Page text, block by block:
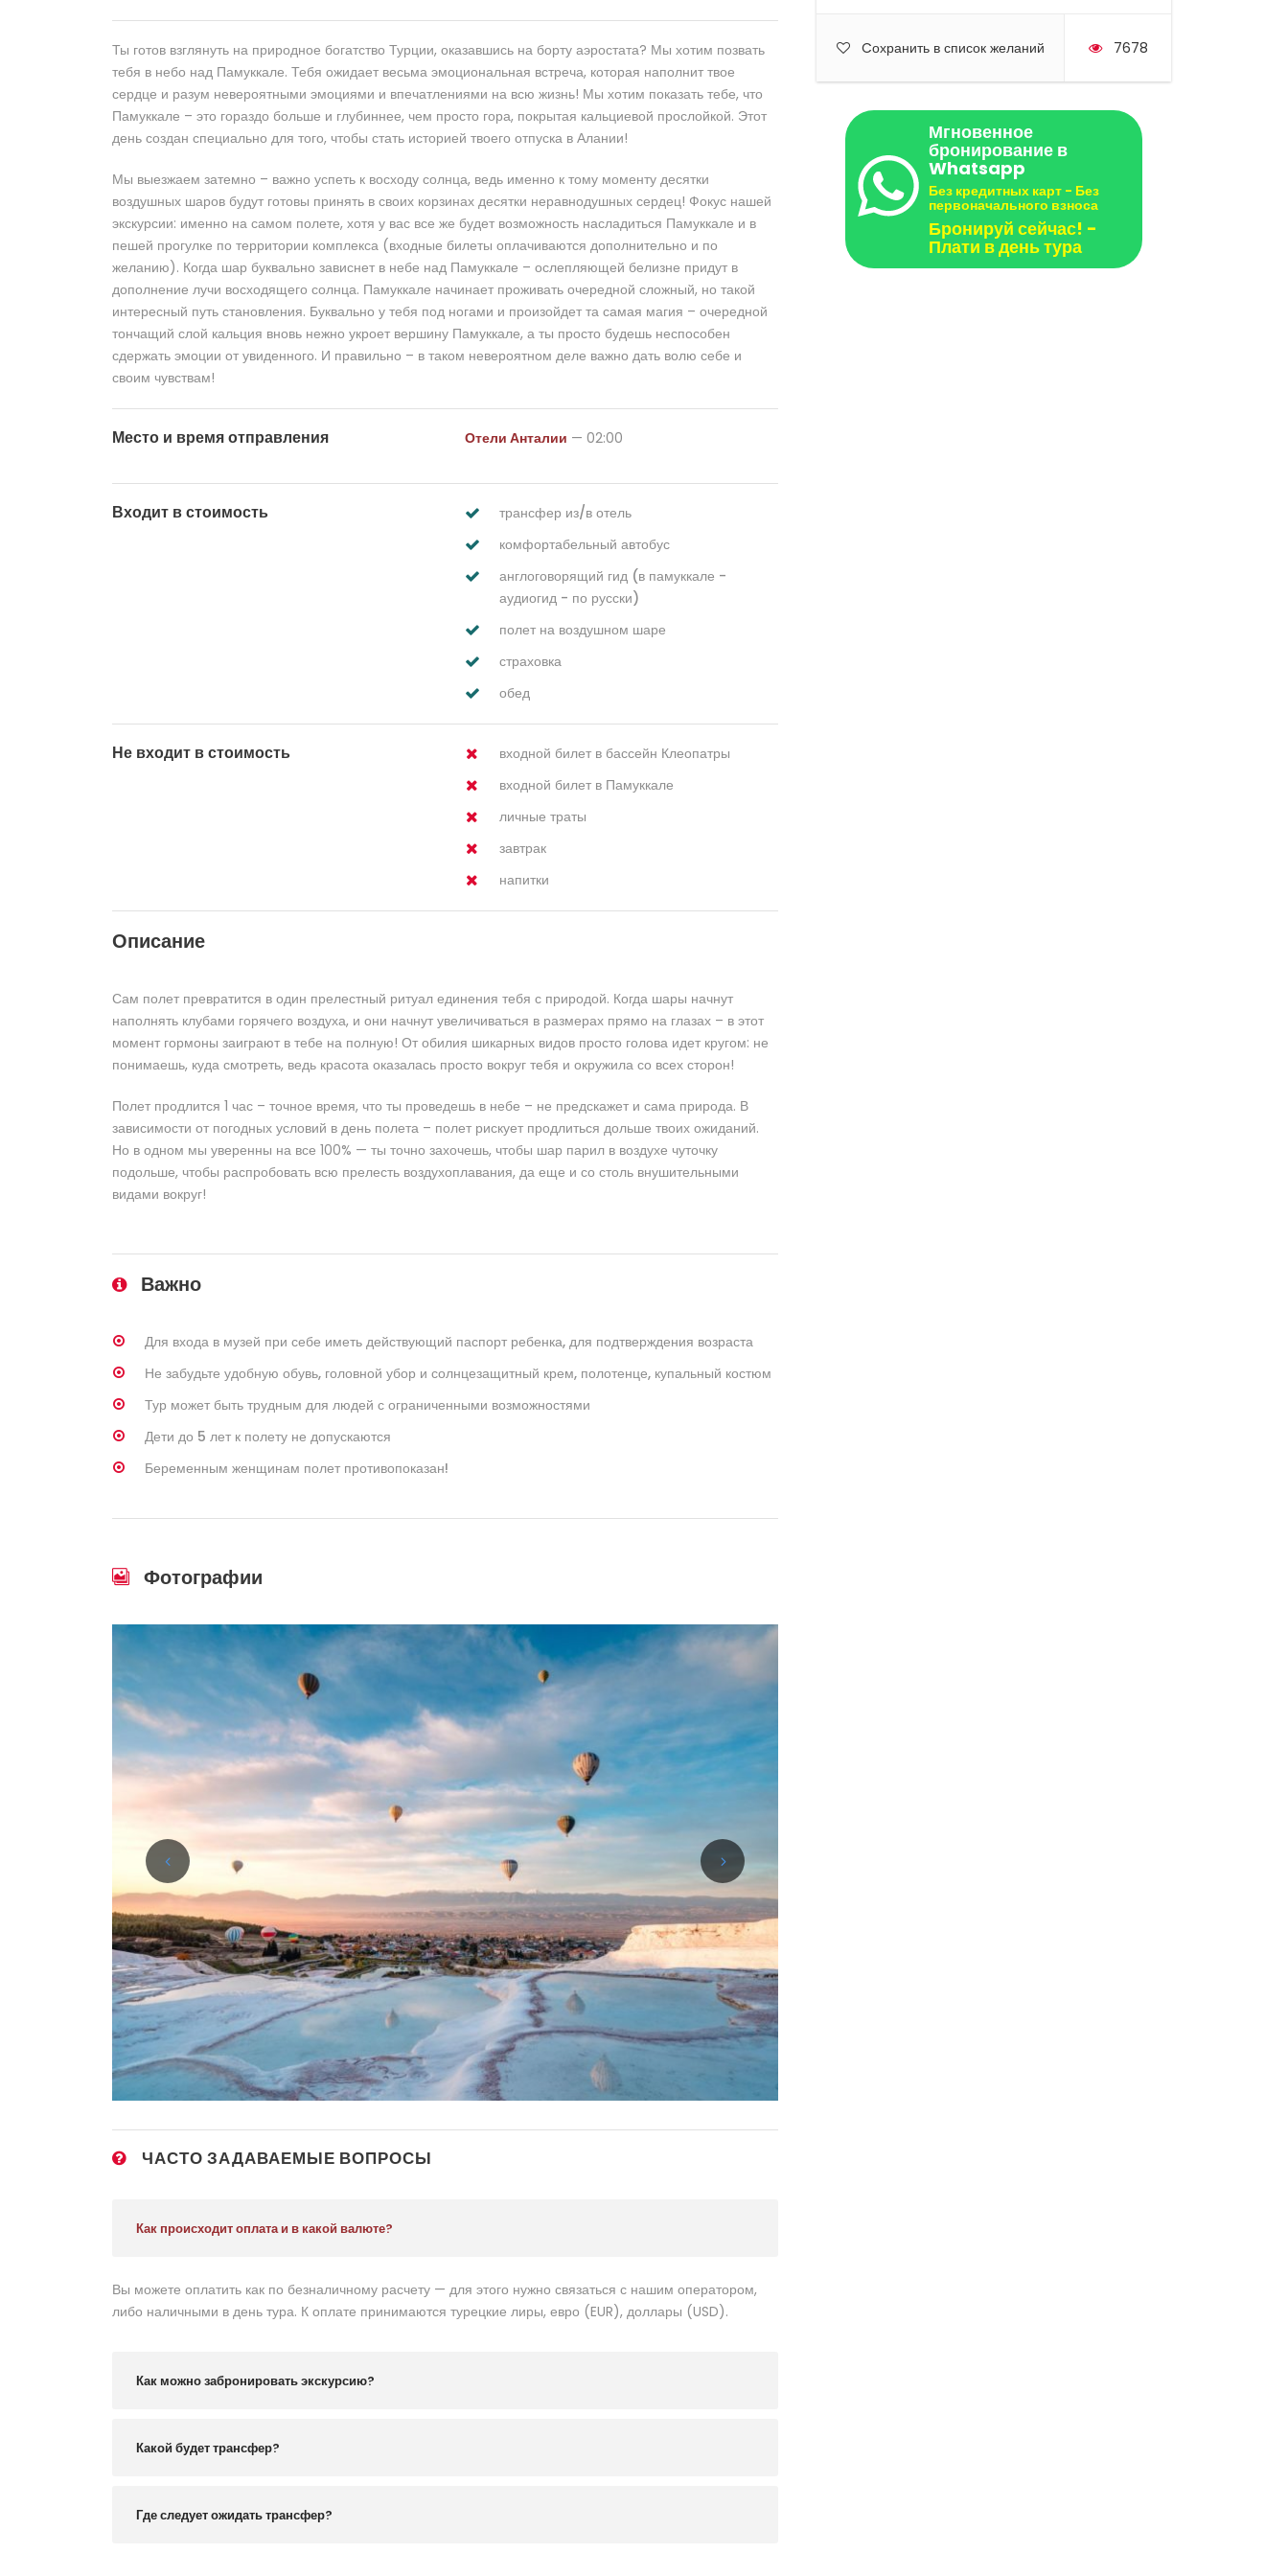
Cохранить в список желаний 7678
Мгновенное
бронирование в
Whatsapp
Без кредитных карт - Без
первоначального взноса
Бронируй сейчас! -
Плати в день тура
Ты готов взглянуть на природное богатство Турции, оказавшись на борту аэростата? Мы хотим позвать
тебя в небо над Памуккале. Тебя ожидает весьма эмоциональная встреча, которая наполнит твое
сердце и разум невероятными эмоциями и впечатлениями на всю жизнь! Мы хотим показать тебе, что
Памуккале – это гораздо больше и глубиннее, чем просто гора, покрытая кальциевой прослойкой. Этот
день создан специально для того, чтобы стать историей твоего отпуска в Алании!
Мы выезжаем затемно – важно успеть к восходу солнца, ведь именно к тому моменту десятки
воздушных шаров будут готовы принять в своих корзинах десятки неравнодушных сердец! Фокус нашей
экскурсии: именно на самом полете, хотя у вас все же будет возможность насладиться Памуккале и в
пешей прогулке по территории комплекса (входные билеты оплачиваются дополнительно и по
желанию). Когда шар буквально зависнет в небе над Памуккале – ослепляющей белизне придут в
дополнение лучи восходящего солнца. Памуккале начинает проживать очередной сложный, но такой
интересный путь становления. Буквально у тебя под ногами и произойдет та самая магия – очередной
тончащий слой кальция вновь нежно укроет вершину Памуккале, а ты просто будешь неспособен
сдержать эмоции от увиденного. И правильно – в таком невероятном деле важно дать волю себе и
своим чувствам!
Место и время отправления Отели Анталии — 02:00
Входит в стоимость
трансфер из/в отель
комфортабельный автобус
англоговорящий гид (в памуккале -
аудиогид - по русски)
полет на воздушном шаре
страховка
обед
Не входит в стоимость
входной билет в бассейн Клеопатры
входной билет в Памуккале
личные траты
завтрак
напитки
Описание
Сам полет превратится в один прелестный ритуал единения тебя с природой. Когда шары начнут
наполнять клубами горячего воздуха, и они начнут увеличиваться в размерах прямо на глазах – в этот
момент гормоны заиграют в тебе на полную! От обилия шикарных видов просто голова идет кругом: не
понимаешь, куда смотреть, ведь красота оказалась просто вокруг тебя и окружила со всех сторон!
Полет продлится 1 час – точное время, что ты проведешь в небе – не предскажет и сама природа. В
зависимости от погодных условий в день полета – полет рискует продлиться дольше твоих ожиданий.
Но в одном мы уверенны на все 100% — ты точно захочешь, чтобы шар парил в воздухе чуточку
подольше, чтобы распробовать всю прелесть воздухоплавания, да еще и со столь внушительными
видами вокруг!
Важно
Для входа в музей при себе иметь действующий паспорт ребенка, для подтверждения возраста
Не забудьте удобную обувь, головной убор и солнцезащитный крем, полотенце, купальный костюм
Тур может быть трудным для людей с ограниченными возможностями
Дети до 5 лет к полету не допускаются
Беременным женщинам полет противопоказан!
Фотографии
ЧАСТО ЗАДАВАЕМЫЕ ВОПРОСЫ
Как происходит оплата и в какой валюте?
Вы можете оплатить как по безналичному расчету — для этого нужно связаться с нашим оператором,
либо наличными в день тура. К оплате принимаются турецкие лиры, евро (EUR), доллары (USD).
Как можно забронировать экскурсию?
Какой будет трансфер?
Где следует ожидать трансфер?